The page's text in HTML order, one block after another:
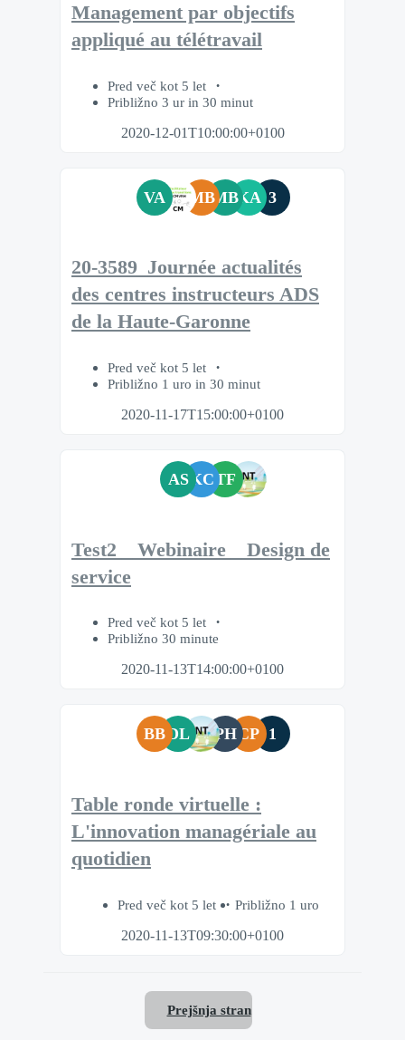
Management par objectifs
appliqué au télétravail
Pred več kot 5 let
Približno 3 ur in 30 minut
2020-12-01T10:00:00+0100
VA MBMBKA 3
20-3589_Journée actualités
des centres instructeurs ADS
de la Haute-Garonne
Pred več kot 5 let
Približno 1 uro in 30 minut
2020-11-17T15:00:00+0100
AS KC TF
Test2 _ Webinaire _ Design de
service
Pred več kot 5 let
Približno 30 minute
2020-11-13T14:00:00+0100
BB DL PH CP 1
Table ronde virtuelle :
L'innovation managériale au
quotidien
Pred več kot 5 let
Približno 1 uro
2020-11-13T09:30:00+0100
Prejšnja stran